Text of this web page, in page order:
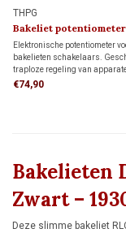
THPG
Bakeliet potentiometer
1930
Elektronische potentiometer
bakelieten schakelaars.
traploze regeling van
stuurspanning van 1-10 V en
€74,90
Bakelieten
Zwart –
Deze slimme bakeliet